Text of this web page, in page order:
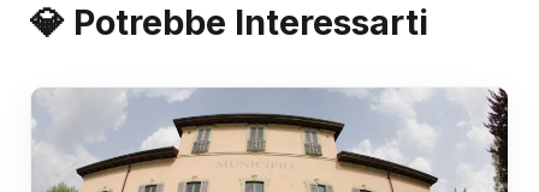
💎 Potrebbe Interessarti